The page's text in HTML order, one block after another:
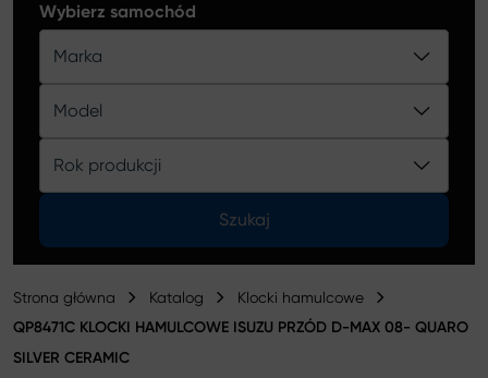
Katalog
Wybierz samochód
Marka
Model
Rok produkcji
Szukaj
Strona główna Katalog Klocki hamulcowe
QP8471C KLOCKI HAMULCOWE ISUZU PRZÓD D-MAX 08- QUARO
SILVER CERAMIC